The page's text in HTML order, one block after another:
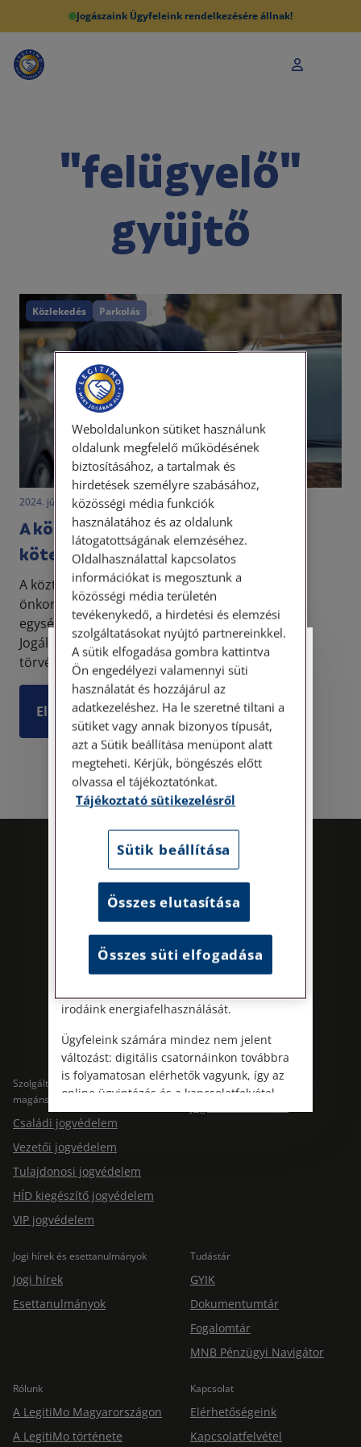
Jogászaink Ügyfeleink rendelkezésére állnak!
"felügyelő"
gyüjtő
Közlekedés Parkolás
2024. június 5. • LegitiMoadmin
A közterület-felügyelők jogairól és
kötelezettségeiről
A közterület-felügyelet a települési
önkormányzathoz kötődő, önálló szervezeti
egységként működő rendvédelmi szerveződés.
Jogállásáról, szervezetéről és feladatairól önálló
törvény rendelkezik, jel...
Elolvasom
Kövess minket!
Szolgáltatások
magánszemélyeknek
Családi jogvédelem
Vezetői jogvédelem
Tulajdonosi jogvédelem
HÍD kiegészítő jogvédelem
VIP jogvédelem
Szolgáltatások cégeknek
Jogi hírek és esettanulmányok
Jogi hírek
Esettanulmányok
Tudástár
GYIK
Dokumentumtár
Fogalomtár
MNB Pénzügyi Navigátor
Rólunk
A LegitiMo Magyarországon
A LegitiMo története
Kapcsolat
Elérhetőségeink
Kapcsolatfelvétel
Személyes ügyfélfogadás
Tisztelt Ügyfeleink!
Személyes ügyfélszolgálatunk telefonon
történő előzetes időpontegyeztetés után,
szerdai napokon érhető el.
Címünk: 1087 Budapest, Hungária körút
30/A. 8. emelet. Pontos megközelítési
menüpont alatt érhető el.
Az energiatudatos és fenntartható
működés iránti elkötelezettségünk
részeként augusztus 8-án, szombaton
irodamentes, home office munkanapot
tartunk. A rendkívüli hőségre és az
energiaellátási rendszer terhelésére
tekintettel ezzel egyszerre óvjuk
irodáink energiafelhasználását.
Ügyfeleink számára mindez nem jelent
változást: digitális csatornáinkon továbbra
is folyamatosan elérhetők vagyunk, így az
online ügyintézés és a kapcsolatfelvétel
változatlanul biztosított.
Weboldalunkon sütiket használunk
oldalunk megfelelő működésének
biztosításához, a tartalmak és
hirdetések személyre szabásához,
közösségi média funkciók
használatához és az oldalunk
látogatottságának elemzéséhez.
Oldalhasználattal kapcsolatos
információkat is megosztunk a
közösségi média területén
tevékenykedő, a hirdetési és elemzési
szolgáltatásokat nyújtó partnereinkkel.
A sütik elfogadása gombra kattintva
Ön engedélyezi valamennyi süti
használatát és hozzájárul az
adatkezeléshez. Ha le szeretné tiltani a
sütiket vagy annak bizonyos típusát,
azt a Sütik beállítása menüpont alatt
megteheti. Kérjük, böngészés előtt
olvassa el tájékoztatónkat.
Tájékoztató sütikezelésről
Sütik beállítása
Összes elutasítása
Összes süti elfogadása